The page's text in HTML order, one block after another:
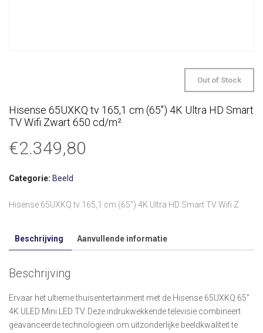
Out of Stock
Hisense 65UXKQ tv 165,1 cm (65″) 4K Ultra HD Smart
TV Wifi Zwart 650 cd/m²
€2.349,80
Categorie: Beeld
Hisense 65UXKQ tv 165,1 cm (65″) 4K Ultra HD Smart TV Wifi Z
Beschrijving Aanvullende informatie
Beschrijving
Ervaar het ultieme thuisentertainment met de Hisense 65UXKQ 65”
4K ULED Mini LED TV. Deze indrukwekkende televisie combineert
geavanceerde technologieën om uitzonderlijke beeldkwaliteit te